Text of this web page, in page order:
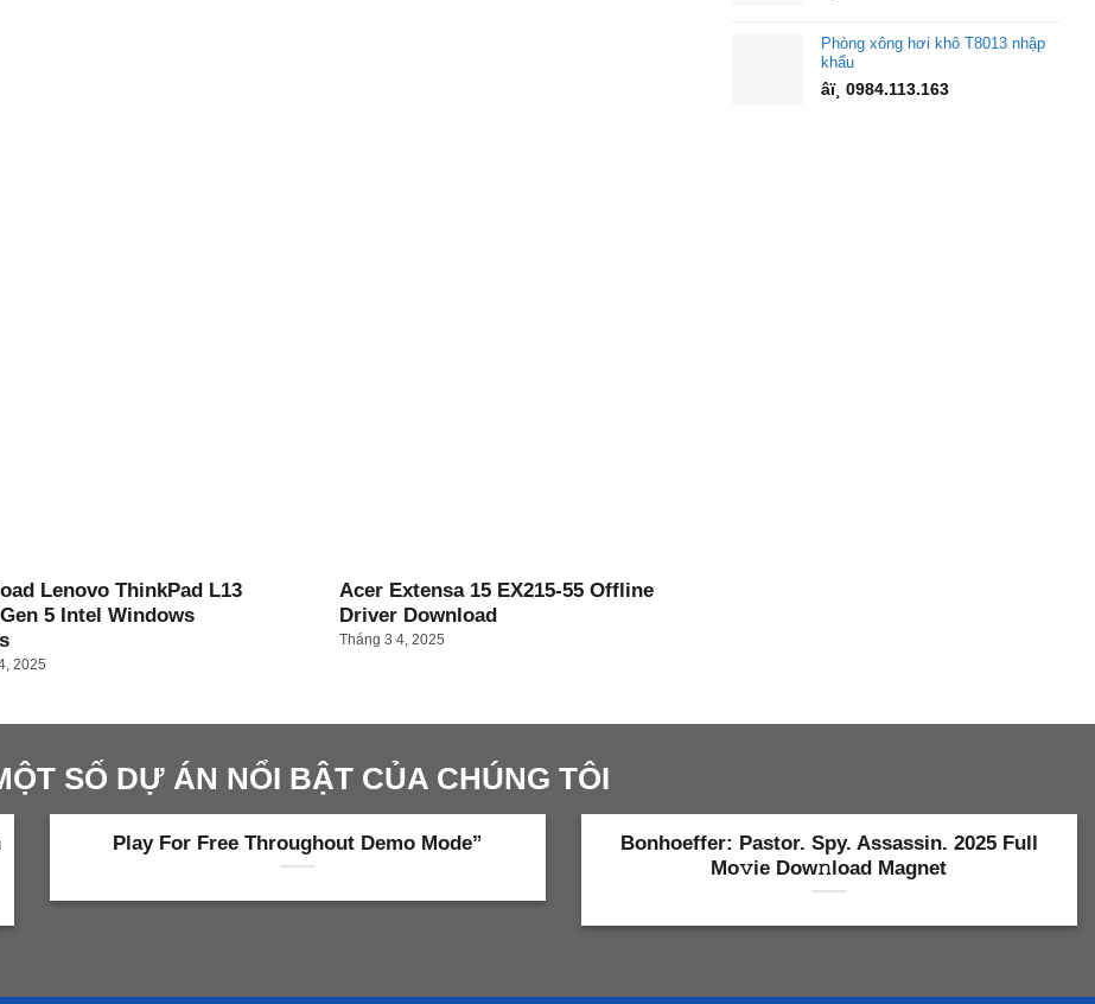
Phòng xông hơi khô T8013 nhập
khẩu
âï¸ 0984.113.163
Lenovo ThinkPad L13
5 Intel Windows
2025
Acer Extensa 15 EX215-55 Offline
Driver Download
Tháng 3 4, 2025
SỐ DỰ ÁN NỔI BẬT CỦA CHÚNG TÔI
Play For Free Throughout Demo Mode”
Bonhoeffer: Pastor. Spy. Assassin. 2025 Full
Mo𝚟ie Dow𝚗load Magnet